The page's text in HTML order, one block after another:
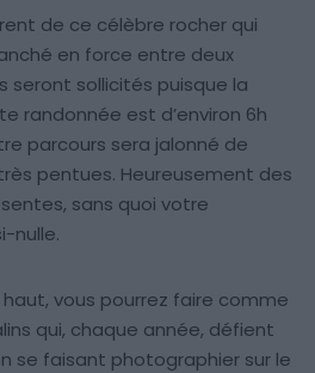
de ce célèbre rocher qui
en force entre deux
seront sollicités puisque la
randonnée est d’environ 6h
parcours sera jalonné de
pentues. Heureusement des
sans quoi votre
nulle.
vous pourrez faire comme
qui, chaque année, défient
se faisant photographier sur le